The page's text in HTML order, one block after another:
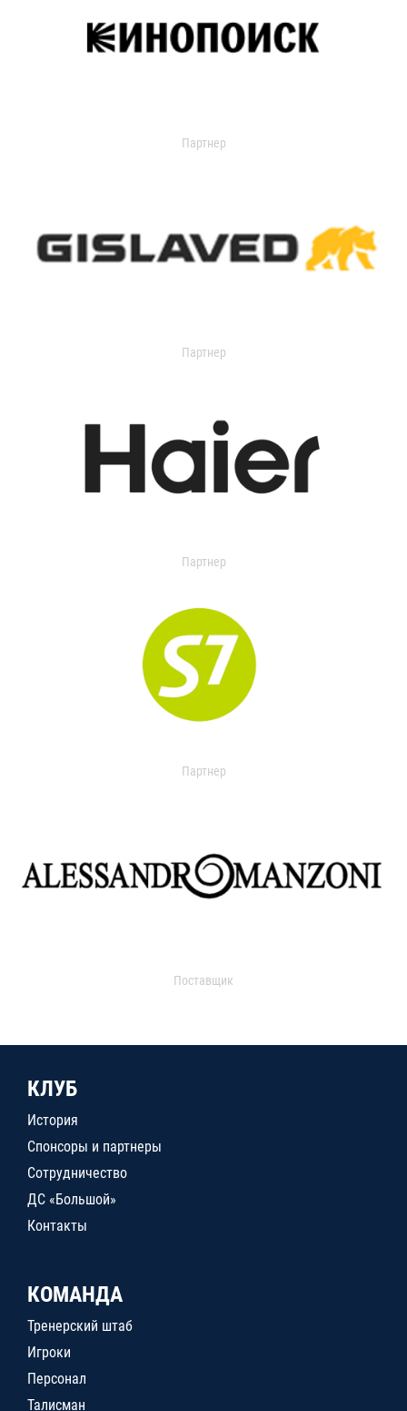
Партнер
Партнер
Партнер
Партнер
Поставщик
КЛУБ
История
Спонсоры и партнеры
Сотрудничество
ДС «Большой»
Контакты
КОМАНДА
Тренерский штаб
Игроки
Персонал
Талисман